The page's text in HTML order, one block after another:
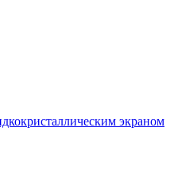
экраном